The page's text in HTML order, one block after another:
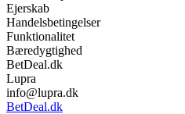
Ejerskab
Handelsbetingelser
Funktionalitet
Bæredygtighed
BetDeal.dk
Lupra
info@lupra.dk
BetDeal.dk